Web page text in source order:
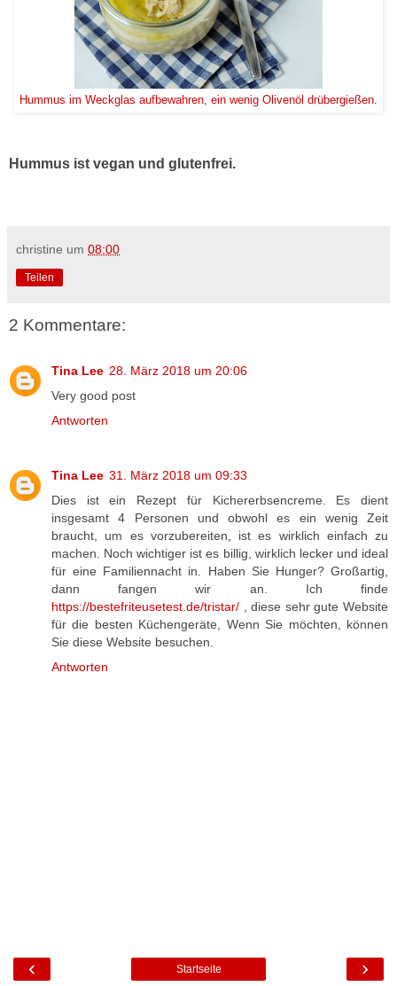
Hummus im Weckglas aufbewahren, ein wenig Olivenöl drübergießen.
Hummus ist vegan und glutenfrei.
christine um 08:00
Teilen
2 Kommentare:
Tina Lee 28. März 2018 um 20:06
Very good post
Antworten
Tina Lee 31. März 2018 um 09:33
Dies ist ein Rezept für Kichererbsencreme. Es dient
insgesamt 4 Personen und obwohl es ein wenig Zeit
braucht, um es vorzubereiten, ist es wirklich einfach zu
machen. Noch wichtiger ist es billig, wirklich lecker und ideal
für eine Familiennacht in. Haben Sie Hunger? Großartig,
dann fangen wir an. Ich finde
https://bestefriteusetest.de/tristar/ , diese sehr gute Website
für die besten Küchengeräte, Wenn Sie möchten, können
Sie diese Website besuchen.
Antworten
‹ ›
Startseite